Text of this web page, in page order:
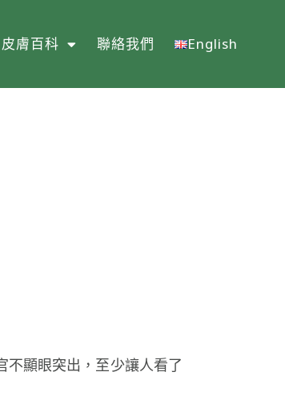
皮膚百科 聯絡我們 English
不顯眼突出，至少讓人看了